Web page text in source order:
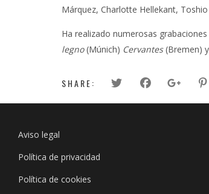
Márquez, Charlotte Hellekant,
Ha realizado numerosas
legno(Múnich) Cervantes(Bremen) y
SHARE:
Aviso legal
Política de privacidad
Política de cookies